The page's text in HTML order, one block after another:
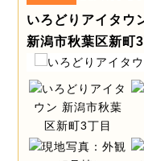
いろどりアイタウ
新潟市秋葉区新町3